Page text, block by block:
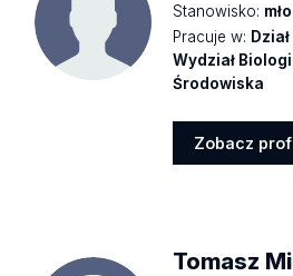
Stanowisko:
Pracuje w:
Wydział
Środowiska
Zobacz
Tomasz